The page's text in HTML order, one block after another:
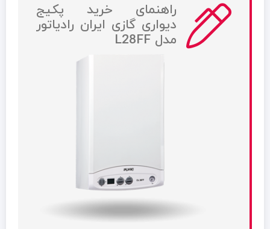
راهنمای خرید پکیج
دیواری گازی ایران رادیاتور
مدل L28FF